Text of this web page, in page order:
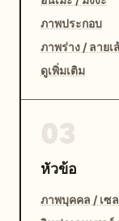
ภาพประกอบ
ภาพร่าง / ลายเ
ดูเพิ่มเติม
หัวข้อ
ภาพบุคคล / เซ